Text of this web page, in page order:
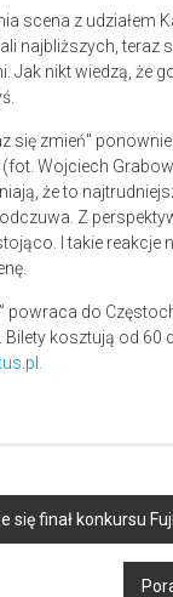
scena z udziałem
najbliższych,
Jak nikt wiedzą, że
(fot. Wojciech
że to
Z
I takie
powraca do
kosztują od
się finał konkursu